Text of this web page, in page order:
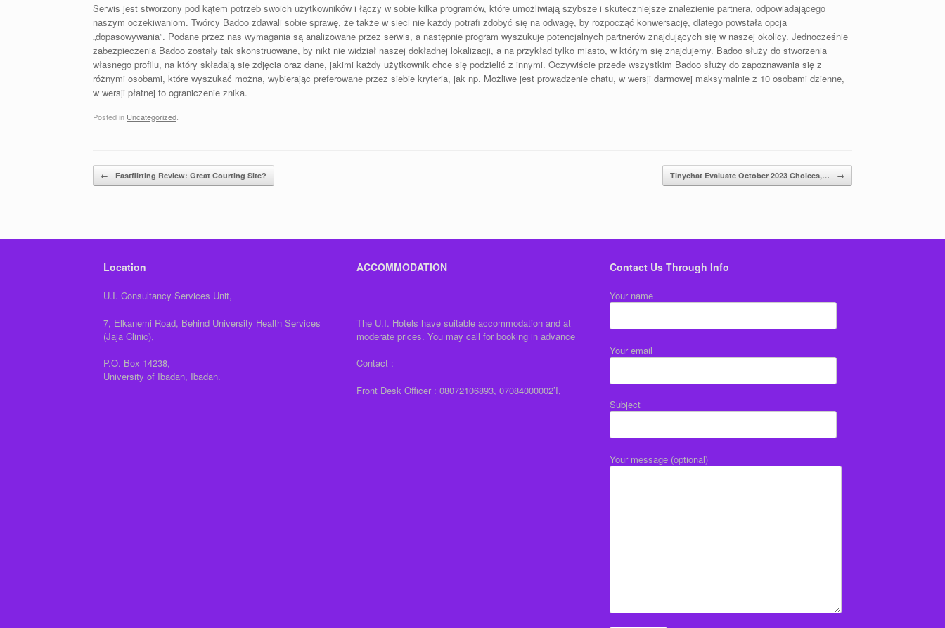
Serwis jest stworzony pod kątem potrzeb swoich użytkowników i łączy w sobie kilka programów, które umożliwiają szybsze i skuteczniejsze znalezienie partnera, odpowiadającego
naszym oczekiwaniom. Twórcy Badoo zdawali sobie sprawę, że także w sieci nie każdy potrafi zdobyć się na odwagę, by rozpocząć konwersację, dlatego powstała opcja
„dopasowywania”. Podane przez nas wymagania są analizowane przez serwis, a następnie program wyszukuje potencjalnych partnerów znajdujących się w naszej okolicy. Jednocześnie
zabezpieczenia Badoo zostały tak skonstruowane, by nikt nie widział naszej dokładnej lokalizacji, a na przykład tylko miasto, w którym się znajdujemy. Badoo służy do stworzenia
własnego profilu, na który składają się zdjęcia oraz dane, jakimi każdy użytkownik chce się podzielić z innymi. Oczywiście przede wszystkim Badoo służy do zapoznawania się z
różnymi osobami, które wyszukać można, wybierając preferowane przez siebie kryteria, jak np. Możliwe jest prowadzenie chatu, w wersji darmowej maksymalnie z 10 osobami dzienne,
w wersji płatnej to ograniczenie znika.
Posted in Uncategorized.
Post navigation
← Fastflirting Review: Great Courting Site? Tinychat Evaluate October 2023 Choices,… →
Location
U.I. Consultancy Services Unit,
7, Elkanemi Road, Behind University Health Services
(Jaja Clinic),
P.O. Box 14238,
University of Ibadan, Ibadan.
ACCOMMODATION
The U.I. Hotels have suitable accommodation and at
moderate prices. You may call for booking in advance
Contact :
Front Desk Officer : 08072106893, 07084000002’I,
Contact Us Through Info
Your name
Your email
Subject
Your message (optional)